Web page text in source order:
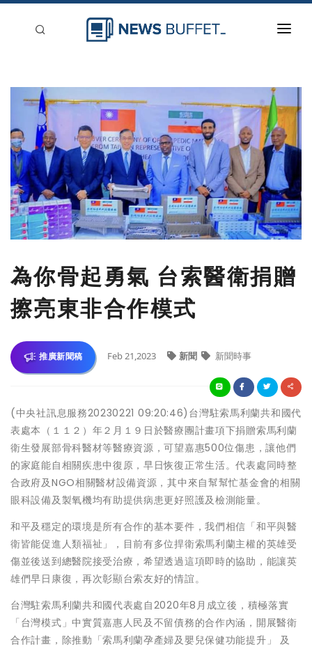
新聞稿分類
登入
刊登
為你骨起勇氣 台索醫衛捐贈
擦亮東非合作模式
推廣新聞稿 Feb 21,2023 新聞 新聞時事
(中央社訊息服務20230221 09:20:46)台灣駐索馬利蘭共和國代
表處本（１１２）年２月１９日於醫療團計畫項下捐贈索馬利蘭
衛生發展部骨科醫材等醫療資源，可望嘉惠500位傷患，讓他們
的家庭能自相關疾患中復原，早日恢復正常生活。代表處同時整
合政府及NGO相關醫材設備資源，其中來自幫幫忙基金會的相關
眼科設備及製氧機均有助提供病患更好照護及檢測能量。
和平及穩定的環境是所有合作的基本要件，我們相信「和平與醫
衛皆能促進人類福祉」，目前有多位捍衛索馬利蘭主權的英雄受
傷並後送到總醫院接受治療，希望透過這項即時的協助，能讓英
雄們早日康復，再次彰顯台索友好的情誼。
台灣駐索馬利蘭共和國代表處自2020年8月成立後，積極落實
「台灣模式」中實質嘉惠人民及不留債務的合作內涵，開展醫衛
合作計畫，除推動「索馬利蘭孕產婦及嬰兒保健功能提升」 及